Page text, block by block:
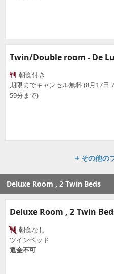
Twin/Double room - De
朝食付き
期限までキャンセル無料 (8月17日
59分まで)
+ その他の
Deluxe Room , 2 Twin Beds
Deluxe Room , 2 Twin
朝食なし
ツインベッド
返金不可